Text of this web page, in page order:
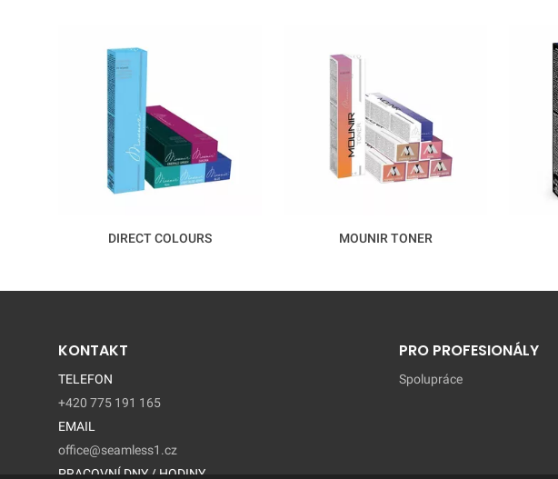
DIRECT COLOURS MOUNIR TONER
KONTAKT
TELEFON
+420 775 191 165
EMAIL
office@seamless1.cz
PRACOVNÍ DNY / HODINY
PRO PROFESIONÁLY
Spolupráce